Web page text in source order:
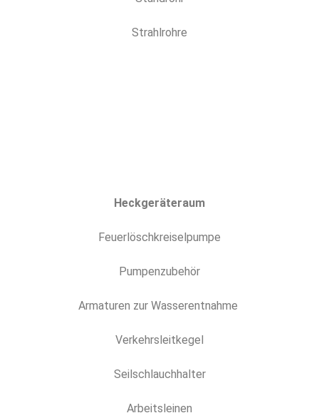
Strahlrohre
Heckgeräteraum
Feuerlöschkreiselpumpe
Pumpenzubehör
Armaturen zur Wasserentnahme
Verkehrsleitkegel
Seilschlauchhalter
Arbeitsleinen